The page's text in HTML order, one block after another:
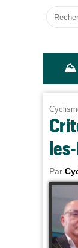
⛰
Par